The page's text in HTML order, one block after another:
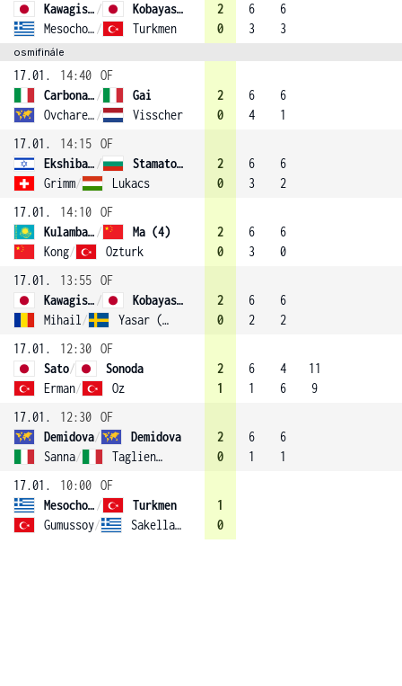
Kawagishi /
Kobayashi
Mesochoritou / Turkmen
2
0
6
3
6
3
osmifinále
17.01. 14:40 OF
Carbonaro /
Gai
Ovcharenko / Visscher
2
0
6
4
6
1
17.01.
14:15 OF
Ekshibarova /
Stamatova (2)
Grimm/ Lukacs
2
0
6
3
6
2
17.01.
14:10 OF
Kulambayeva /
Ma (4)
Kong/ Ozturk
2
0
6
3
6
0
17.01.
13:55 OF
Kawagishi /
Kobayashi
Mihail / Yasar (3)
2
0
6
2
6
2
17.01.
12:30 OF
Sato/
Sonoda
Erman/ Oz
2
1
6
1
4
6
11
9
17.01.
12:30 OF
Demidova/
Demidova
Sanna/ Tagliente
2
0
6
1
6
1
17.01.
10:00 OF
Mesochoritou /
Turkmen
Gumussoy/ Sakellaridi
1
0